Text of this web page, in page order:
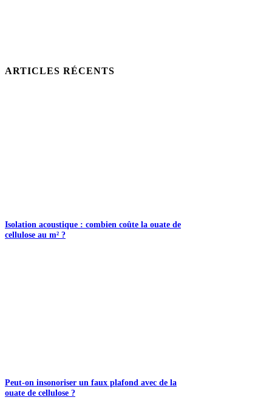
ARTICLES RÉCENTS
Isolation acoustique : combien coûte la ouate de
cellulose au m² ?
Peut-on insonoriser un faux plafond avec de la
ouate de cellulose ?